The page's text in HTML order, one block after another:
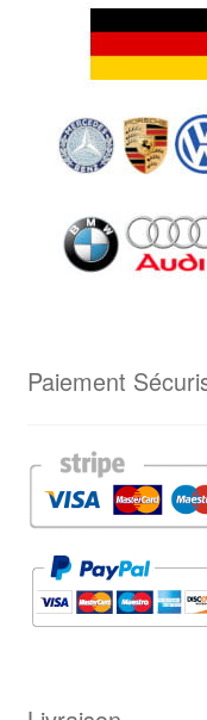
Paiement